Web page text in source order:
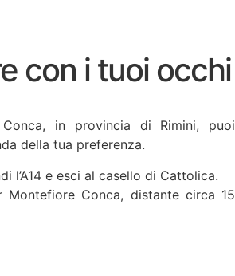
con i tuoi occhi
in provincia di Rimini, puoi
della tua preferenza.
l’A14 e esci al casello di Cattolica.
Conca, distante circa 15